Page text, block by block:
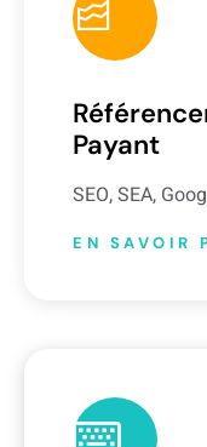
Payant
SEO, SEA,
EN SAVOIR